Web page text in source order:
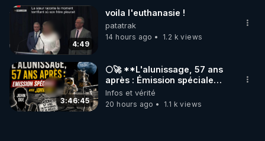
4:49
voila l'euthanasie !
patatrak
14 hours ago
1.2 k views
3:46:45
🌕🚀 **L'alunissage, 57 ans
après : Émission spéciale
avec John Doe !** 👨 🚀✨
Infos et vérité
20 hours ago
1.1 k views